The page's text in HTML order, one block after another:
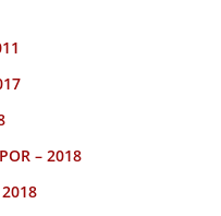
– 2018